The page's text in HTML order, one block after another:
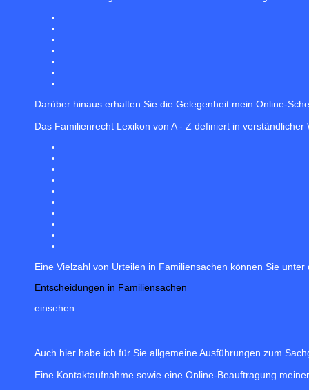
Darüber hinaus erhalten Sie die Gelegenheit mein Online-
Das Familienrecht Lexikon von A - Z definiert in
Eine Vielzahl von Urteilen in Familiensachen können Sie unter
Entscheidungen in Familiensachen
einsehen.
Auch hier habe ich für Sie allgemeine Ausführungen zum
Eine Kontaktaufnahme sowie eine Online-Beauftragung